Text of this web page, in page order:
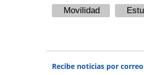
Movilidad
Recibe noticias por